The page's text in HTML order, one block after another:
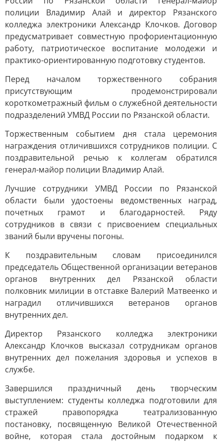
полиции Владимир Алай и директор Рязанского
колледжа электроники Александр Клочков. Договор
предусматривает совместную профориентационную
работу, патриотическое воспитание молодежи и
практико-ориентированную подготовку студентов.
Перед началом торжественного собрания
присутствующим продемонстрировали
короткометражный фильм о служебной деятельности
подразделений УМВД России по Рязанской области.
Торжественным событием дня стала церемония
награждения отличившихся сотрудников полиции. С
поздравительной речью к коллегам обратился
генерал-майор полиции Владимир Алай.
Лучшие сотрудники УМВД России по Рязанской
области были удостоены ведомственных наград,
почетных грамот и благодарностей. Ряду
сотрудников в связи с присвоением специальных
званий были вручены погоны.
К поздравительным словам присоединился
председатель Общественной организации ветеранов
органов внутренних дел Рязанской области
полковник милиции в отставке Валерий Матвеенко и
наградил отличившихся ветеранов органов
внутренних дел.
Директор Рязанского колледжа электроники
Александр Клочков высказал сотрудникам органов
внутренних дел пожелания здоровья и успехов в
службе.
Завершился праздничный день творческим
выступлением: студенты колледжа подготовили для
стражей правопорядка театрализованную
постановку, посвященную Великой Отечественной
войне, которая стала достойным подарком к